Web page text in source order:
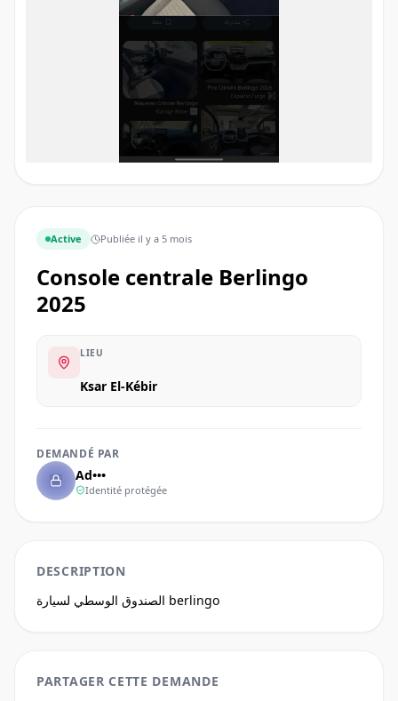
Active Publiée il y a 5 mois
console centrale Berlingo
2025
LIEU
Ksar El-Kébir
DEMANDÉ PAR
Ad•••
Identité protégée
DESCRIPTION
الصندوق الوسطي لسيارة berlingo
PARTAGER CETTE DEMANDE